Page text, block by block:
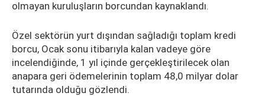
olmayan kuruluşların borcundan kaynaklandı.
Özel sektörün yurt dışından sağladığı toplam kredi
borcu, Ocak sonu itibarıyla kalan vadeye göre
incelendiğinde, 1 yıl içinde gerçekleştirilecek olan
anapara geri ödemelerinin toplam 48,0 milyar dolar
tutarında olduğu gözlendi.